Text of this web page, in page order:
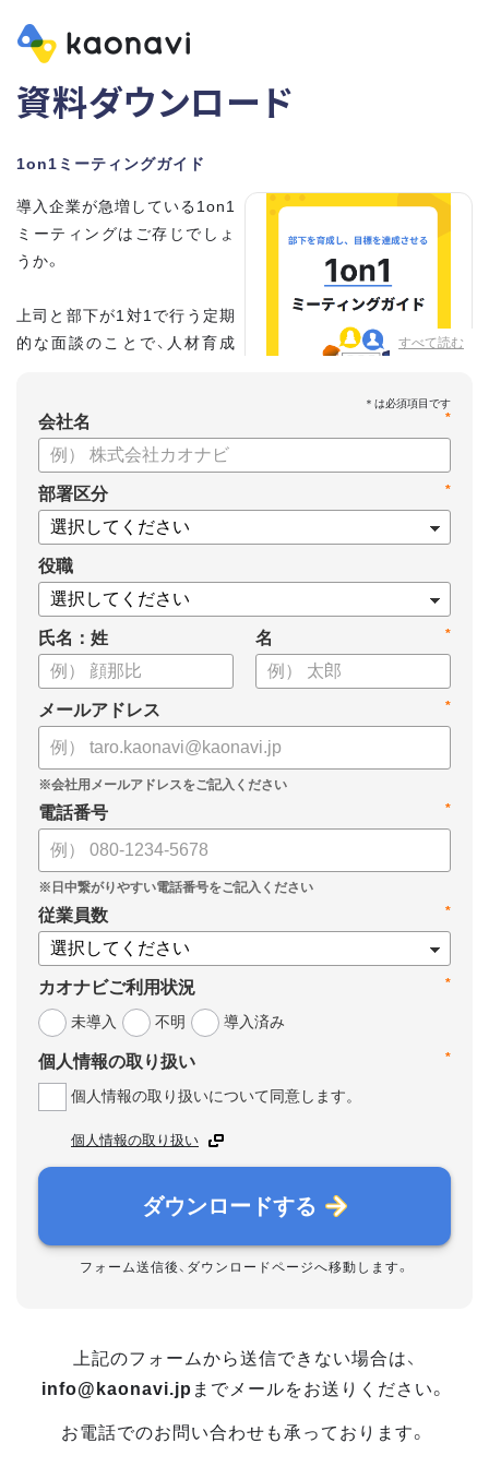
資料ダウンロード
1on1ミーティングガイド
すべて読む
導入企業が急増している1on1
ミーティングはご存じでしょ
うか。
上司と部下が1対1で行う定期
的な面談のことで、人材育成
こちらの資料では、
・1on1とは何か？
・1on1の基本的なやり方
・ 1on1 の基本アジェンダと質問例
についてまとめましたので、ぜひお役立てください。
*
会社名
*
部署区分
役職
氏名：姓 *
名
*
メールアドレス
*
電話番号
*
従業員数
*
カオナビご利用状況
未導入
不明 導入済み
*
個人情報の取り扱い
個人情報の取り扱いについて同意します。
個人情報の取り扱い
ダウンロードする
フォーム送信後、ダウンロードページへ移動します。
上記のフォームから送信できない場合は、
info@kaonavi.jp までメールをお送りください。
お電話でのお問い合わせも承っております。